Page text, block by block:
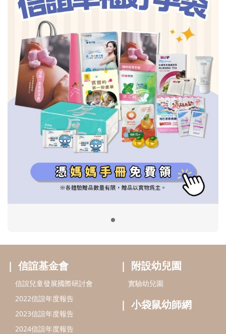
信誼基金會
2022信誼年度報告
2023信誼年度報告
2024信誼年度報告
好孕袋
分齡育兒電子報
線上教養諮詢
附設幼兒園
小袋鼠幼師網
出版服務